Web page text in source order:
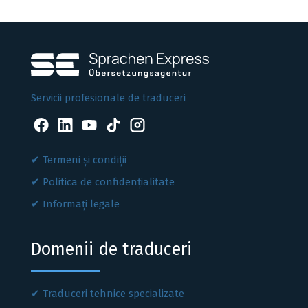
Servicii profesionale de traduceri
Termeni și condiții
Politica de confidențialitate
Informați legale
Domenii de traduceri
Traduceri tehnice specializate